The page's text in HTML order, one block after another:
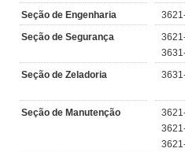
Comitê Gestor Regional
Processuais Unificadas
Comissão Regional de
Comissão de Ética
Comitê de Priorização do
Seção de Engenharia
Seção de Segurança
Seção de Zeladoria
Seção de Manutenção